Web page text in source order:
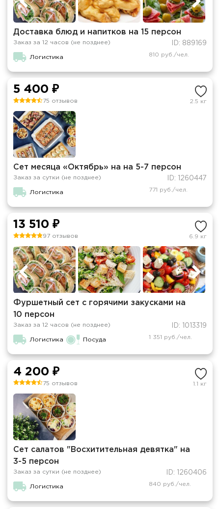
Доставка блюд и напитков на 15 персон
Заказ за 12 часов (не позднее) ID: 889169
Логистика 810 руб./чел.
5 400 ₽
75 отзывов 2.5 кг
Сет месяца «Октябрь» на на 5-7 персон
Заказ за сутки (не позднее) ID: 1260447
Логистика 771 руб./чел.
13 510 ₽
97 отзывов 6.9 кг
Фуршетный сет с горячими закусками на
10 персон
Заказ за 12 часов (не позднее) ID: 1013319
Логистика Посуда 1 351 руб./чел.
4 200 ₽
75 отзывов 1.1 кг
Сет салатов "Восхитительная девятка" на
3-5 персон
Заказ за сутки (не позднее) ID: 1260406
Логистика 840 руб./чел.